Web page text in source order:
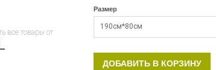
все товары от
Размер
190см*80см
ДОБАВИТЬ В КОРЗИНУ